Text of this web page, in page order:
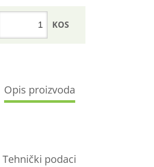
KOS
Opis proizvoda
Tehnički podaci